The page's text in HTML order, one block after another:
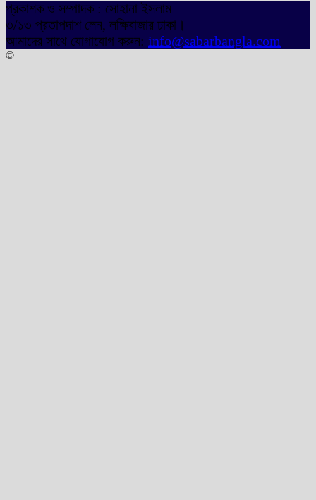
প্রকাশক ও সম্পাদক : সোহানা ইসলাম
৩/১৩ প্রতাপদাশ লেন, লক্ষিবাজার ঢাকা।
আমাদের সাথে যোগাযোগ করুন: info@sabarbangla.com
©